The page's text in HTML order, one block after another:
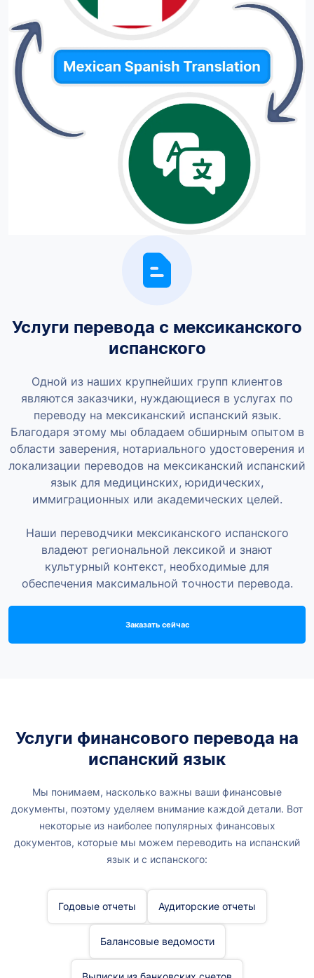
Услуги перевода с мексиканского
испанского
Одной из наших крупнейших групп клиентов
являются заказчики, нуждающиеся в услугах по
переводу на мексиканский испанский язык.
Благодаря этому мы обладаем обширным опытом в
области заверения, нотариального удостоверения и
локализации переводов на мексиканский испанский
язык для медицинских, юридических,
иммиграционных или академических целей.
Наши переводчики мексиканского испанского
владеют региональной лексикой и знают
культурный контекст, необходимые для
обеспечения максимальной точности перевода.
Заказать сейчас
Услуги финансового перевода на
испанский язык
Мы понимаем, насколько важны ваши финансовые
документы, поэтому уделяем внимание каждой детали. Вот
некоторые из наиболее популярных финансовых
документов, которые мы можем переводить на испанский
язык и с испанского:
Годовые отчеты Аудиторские отчеты
Балансовые ведомости